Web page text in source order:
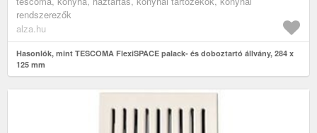
rendszerezők
alza.hu
Hasonlók, mint TESCOMA FlexiSPACE palack- és doboztartó állvány, 284 x
125 mm